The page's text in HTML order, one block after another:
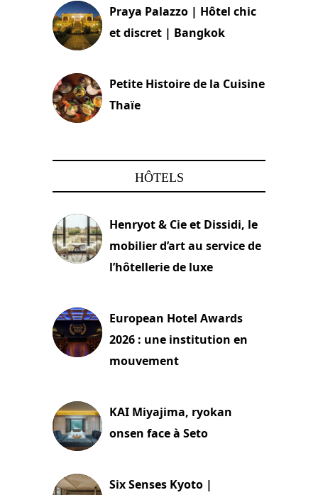
Praya Palazzo | Hôtel chic
et discret | Bangkok
Petite Histoire de la Cuisine
Thaïe
HÔTELS
Henryot & Cie et Dissidi, le
mobilier d’art au service de
l’hôtellerie de luxe
European Hotel Awards
2026 : une institution en
mouvement
KAI Miyajima, ryokan
onsen face à Seto
Six Senses Kyoto |